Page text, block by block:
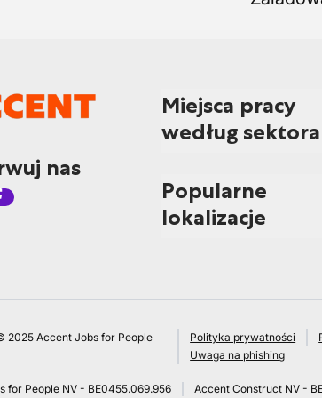
nas
Miejsca pracy
według sektora
Popularne
lokalizacje
2025 Accent Jobs for People
Polityka prywatności
Uwaga na phishing
for People NV - BE0455.069.956 Accent Construct NV -